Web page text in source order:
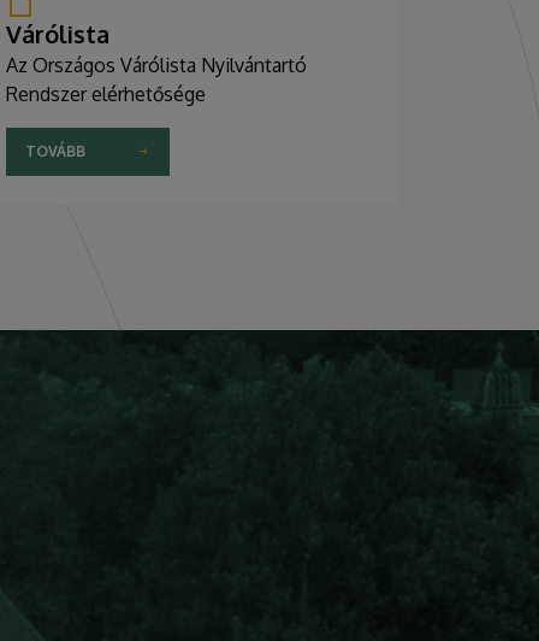
Várólista
Az Országos Várólista Nyilvántartó
Rendszer elérhetősége
TOVÁBB